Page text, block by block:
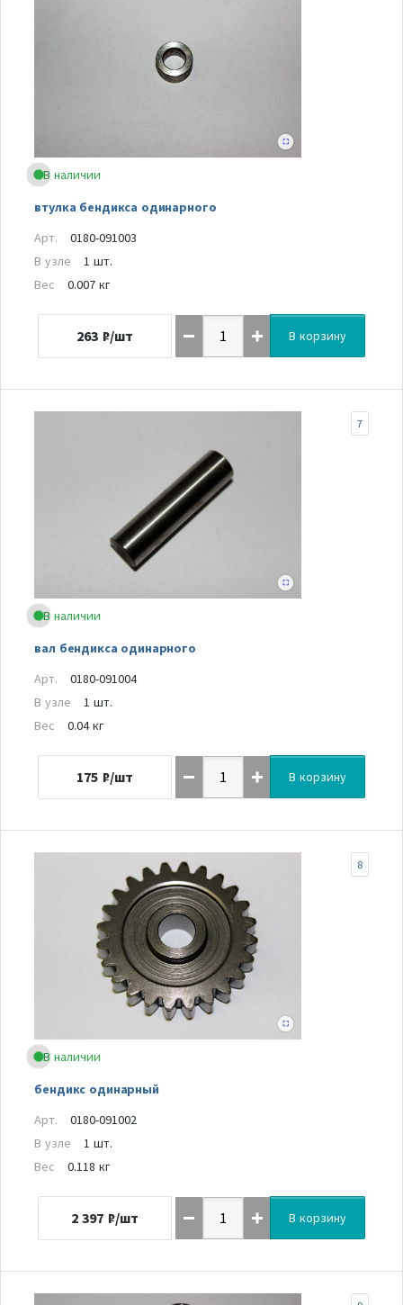
В наличии
втулка бендикса одинарного
Арт.
0180-091003
В узле
1 шт.
Вес
0.007 кг
263 ₽/шт В корзину
В наличии
вал бендикса одинарного
7
Арт.
0180-091004
В узле
1 шт.
Вес
0.04 кг
175 ₽/шт В корзину
В наличии
бендикс одинарный
8
Арт.
0180-091002
В узле
1 шт.
Вес
0.118 кг
2 397 ₽/шт В корзину